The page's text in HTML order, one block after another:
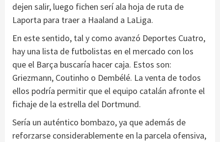
dejen salir, luego fichen serí ala hoja de ruta de
Laporta para traer a Haaland a LaLiga.
En este sentido, tal y como avanzó Deportes Cuatro,
hay una lista de futbolistas en el mercado con los
que el Barça buscaría hacer caja. Estos son:
Griezmann, Coutinho o Dembélé. La venta de todos
ellos podría permitir que el equipo catalán afronte el
fichaje de la estrella del Dortmund.
Sería un auténtico bombazo, ya que además de
reforzarse considerablemente en la parcela ofensiva,